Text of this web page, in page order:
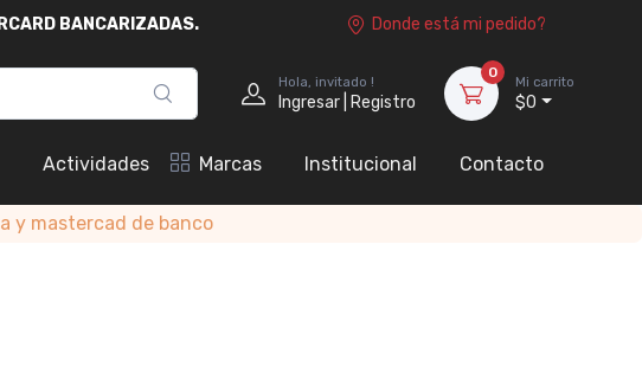
BANCARIZADAS. Donde está mi pedido?
Hola, invitado !
Ingresar | Registro
0
Mi carrito
$0
Actividades Marcas Institucional Contacto
y mastercad de banco